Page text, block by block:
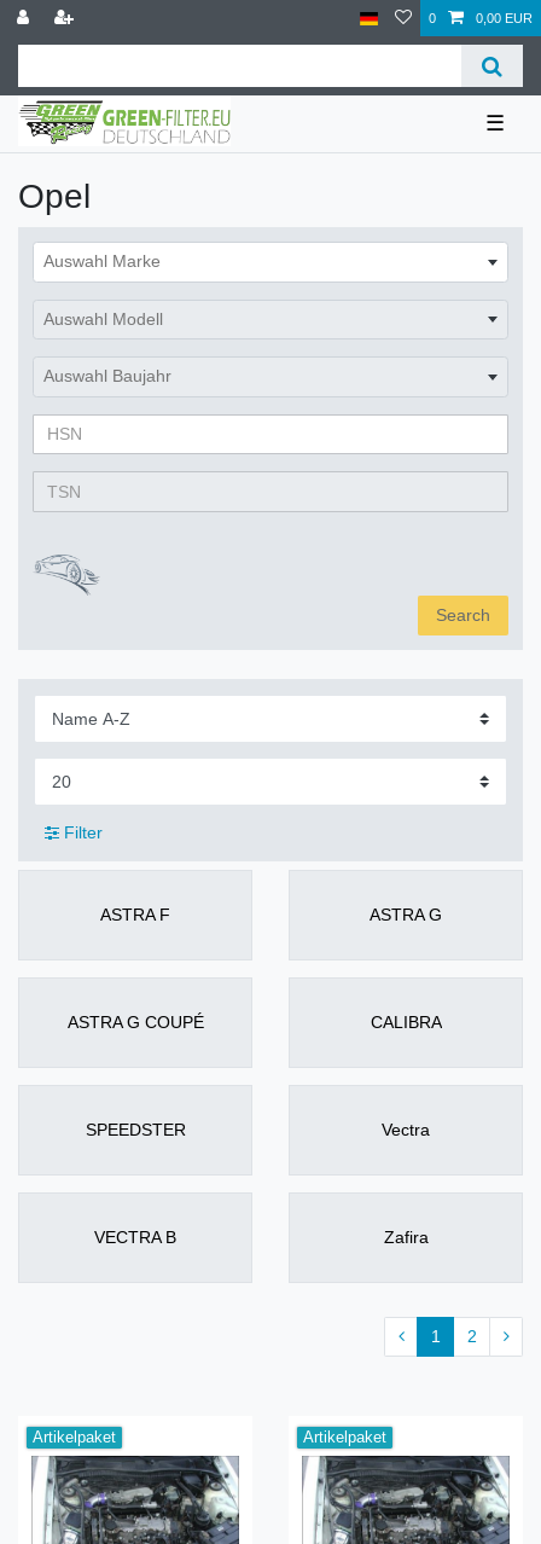
0 0,00 EUR
☰
Opel
Auswahl Marke
Auswahl Modell
Auswahl Baujahr
Search
Filter
ASTRA F ASTRA G
ASTRA G COUPÉ CALIBRA
SPEEDSTER Vectra
VECTRA B Zafira
1 2
Artikelpaket Artikelpaket